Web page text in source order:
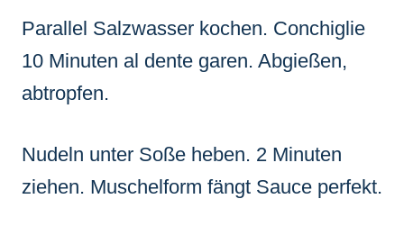
Parallel Salzwasser kochen. Conchiglie
10 Minuten al dente garen. Abgießen,
abtropfen.
Nudeln unter Soße heben. 2 Minuten
ziehen. Muschelform fängt Sauce perfekt.